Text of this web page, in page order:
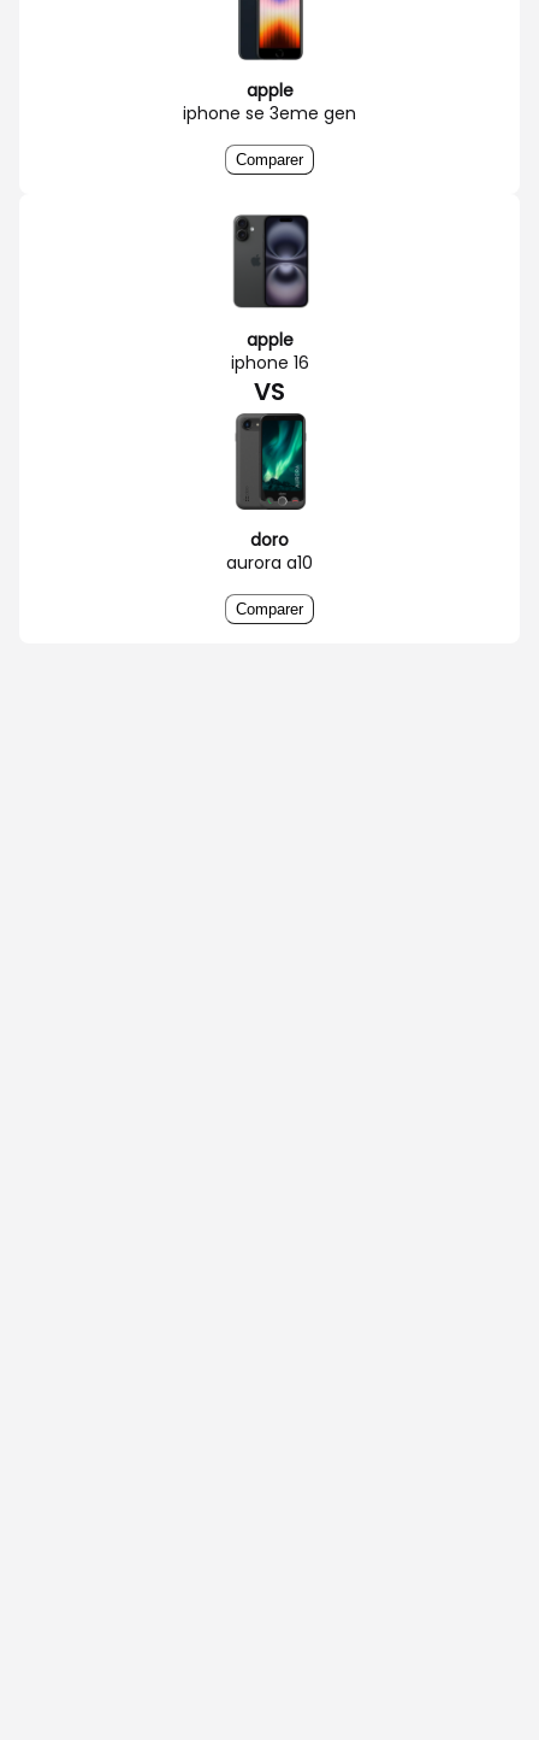
apple
iphone se 3eme gen
Comparer
apple
iphone 16
VS
doro
aurora a10
Comparer